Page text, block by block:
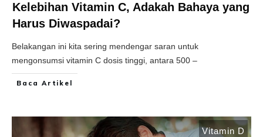
Kelebihan Vitamin C, Adakah Bahaya yang
Harus Diwaspadai?
Belakangan ini kita sering mendengar saran untuk
mengonsumsi vitamin C dosis tinggi, antara 500 –
Baca Artikel
Vitamin D